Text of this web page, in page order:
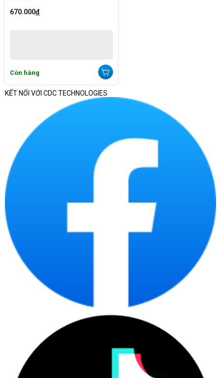
670.000đ
Còn hàng
KẾT NỐI VỚI CDC TECHNOLOGIES